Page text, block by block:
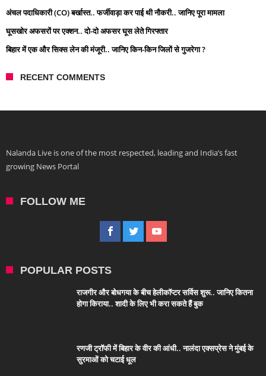
अंचल पदाधिकारी (CO) बर्खास्त.. फर्जीवाड़ा कर पाई थी नौकरी.. जानिए पूरा मामला
घूसखोर अफसरों पर एक्शन.. दो-दो अफसर घूस लेते गिरफ्तार
बिहार में एक और सिक्स लेन की मंजूरी.. जानिए किन-किन जिलों से गुजरेगा ?
RECENT COMMENTS
Nalanda Live is one of the most respected, leading and India’s fast
growing News Portal
FOLLOW ME
POPULAR POSTS
राजगीर और बोधगया के बीच हेलीकॉप्टर सर्विस शुरू.. जानिए कितना
होगा किराया.. शादी के लिए भी करा सकते हैं बुक
रणजी ट्रॉफी में बिहार के वीर की आंधी.. नालंदा एक्सप्रेस ने मुंबई के
सुरमाओं को चटाई धूल